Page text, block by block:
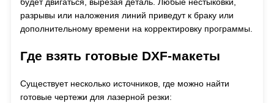
разрывы или наложения линий приведут к браку или
дополнительному времени на корректировку программы.
Где взять готовые DXF-макеты
Существует несколько источников, где можно найти
готовые чертежи для лазерной резки: